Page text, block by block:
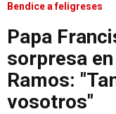
Bendice a feligreses
Papa
sorpresa
Ramos:
vosotros"